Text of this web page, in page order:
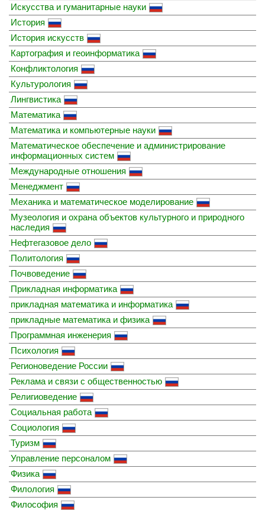
Искусства и гуманитарные науки
История
История искусств
Картография и геоинформатика
Конфликтология
Культурология
Лингвистика
Математика
Математика и компьютерные науки
Математическое обеспечение и администрирование
информационных систем
Международные отношения
Менеджмент
Механика и математическое моделирование
Музеология и охрана объектов культурного и природного
наследия
Нефтегазовое дело
Политология
Почвоведение
Прикладная информатика
прикладная математика и информатика
прикладные математика и физика
Программная инженерия
Психология
Регионоведение России
Реклама и связи с общественностью
Религиоведение
Социальная работа
Социология
Туризм
Управление персоналом
Физика
Филология
Философия